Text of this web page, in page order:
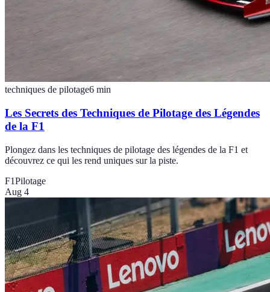
techniques de pilotage6 min
Les Secrets des Techniques de Pilotage des Légendes
de la F1
Plongez dans les techniques de pilotage des légendes de la F1 et
découvrez ce qui les rend uniques sur la piste.
F1Pilotage
Aug 4